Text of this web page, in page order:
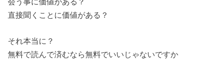
直接聞くことに価値がある？
それ本当に？
無料で読んで済むなら無料でいいじゃないですか